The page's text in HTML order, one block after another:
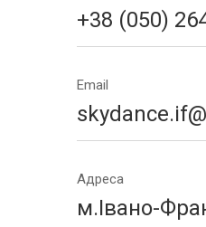
+38 (050)
Email
Адреса
м.Івано-